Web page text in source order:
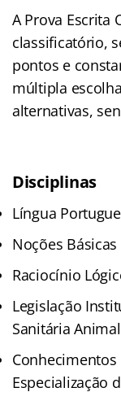
A Prova Escrita
classificatório,
pontos e
múltipla
alternativas,
Disciplinas
Língua
Noções
Raciocínio
Legislação
Sanitária
Conhecimentos
Especialização